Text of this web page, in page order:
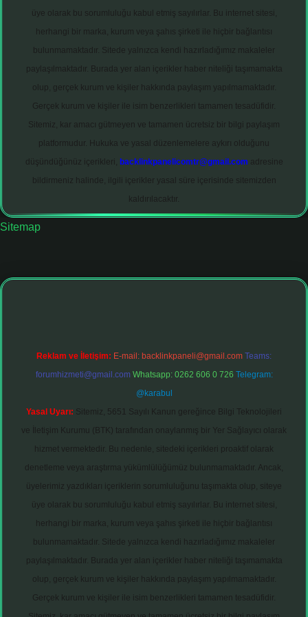
üye olarak bu sorumluluğu kabul etmiş sayılırlar. Bu internet sitesi,
herhangi bir marka, kurum veya şahıs şirketi ile hiçbir bağlantısı
bulunmamaktadır. Sitede yalnızca kendi hazırladığımız makaleler
paylaşılmaktadır. Burada yer alan içerikler haber niteliği taşımamakta
olup, gerçek kurum ve kişiler hakkında paylaşım yapılmamaktadır.
Gerçek kurum ve kişiler ile isim benzerlikleri tamamen tesadüfidir.
Sitemiz, kar amacı gütmeyen ve tamamen ücretsiz bir bilgi paylaşım
platformudur. Hukuka ve yasal düzenlemelere aykırı olduğunu
düşündüğünüz içerikleri, backlinkpanelicomtr@gmail.com adresine
bildirmeniz halinde, ilgili içerikler yasal süre içerisinde sitemizden
kaldırılacaktır.
Sitemap
Reklam ve İletişim: E-mail: backlinkpaneli@gmail.com Teams:
forumhizmeti@gmail.com Whatsapp: 0262 606 0 726 Telegram:
@karabul
Yasal Uyarı: Sitemiz, 5651 Sayılı Kanun gereğince Bilgi Teknolojileri
ve İletişim Kurumu (BTK) tarafından onaylanmış bir Yer Sağlayıcı olarak
hizmet vermektedir. Bu nedenle, sitedeki içerikleri proaktif olarak
denetleme veya araştırma yükümlülüğümüz bulunmamaktadır. Ancak,
üyelerimiz yazdıkları içeriklerin sorumluluğunu taşımakta olup, siteye
üye olarak bu sorumluluğu kabul etmiş sayılırlar. Bu internet sitesi,
herhangi bir marka, kurum veya şahıs şirketi ile hiçbir bağlantısı
bulunmamaktadır. Sitede yalnızca kendi hazırladığımız makaleler
paylaşılmaktadır. Burada yer alan içerikler haber niteliği taşımamakta
olup, gerçek kurum ve kişiler hakkında paylaşım yapılmamaktadır.
Gerçek kurum ve kişiler ile isim benzerlikleri tamamen tesadüfidir.